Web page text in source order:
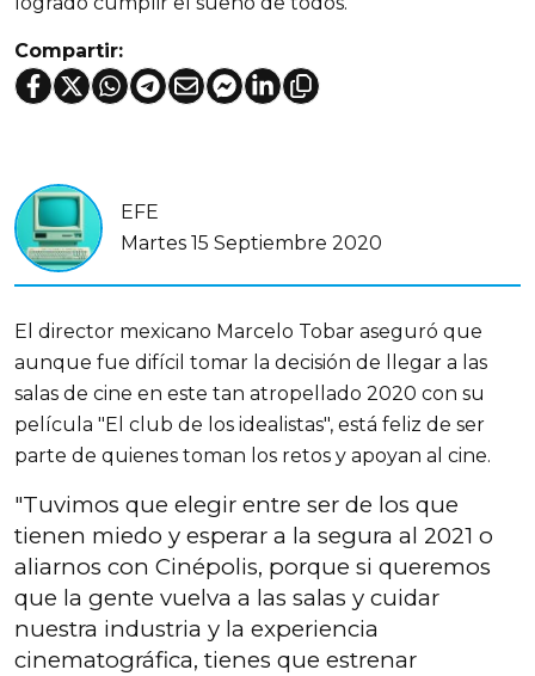
Compartir:
EFE
Martes 15 Septiembre 2020
El director mexicano Marcelo Tobar aseguró que
aunque fue difícil tomar la decisión de llegar a las
salas de cine en este tan atropellado 2020 con su
película "El club de los idealistas", está feliz de ser
parte de quienes toman los retos y apoyan al cine.
"Tuvimos que elegir entre ser de los que
tienen miedo y esperar a la segura al 2021 o
aliarnos con Cinépolis, porque si queremos
que la gente vuelva a las salas y cuidar
nuestra industria y la experiencia
cinematográfica, tienes que estrenar